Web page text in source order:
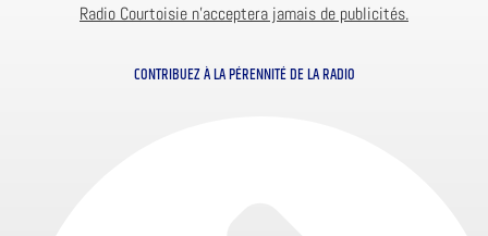
Radio Courtoisie n’acceptera jamais de publicités.
CONTRIBUEZ À LA PÉRENNITÉ DE LA RADIO